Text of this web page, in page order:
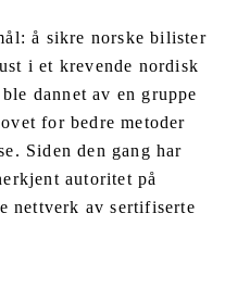
å sikre norske bilister
i et krevende nordisk
dannet av en gruppe
for bedre metoder
Siden den gang har
autoritet på
nettverk av sertifiserte